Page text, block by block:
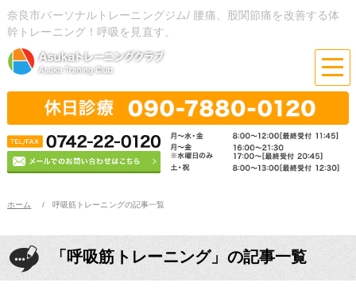
奈良市パーソナルトレーニングジム/ 腰痛、股関節痛を改善する体
幹トレーニング！呼吸を見直す。
ホーム 呼吸筋トレーニングの記事一覧
「呼吸筋トレーニング」の記事一覧